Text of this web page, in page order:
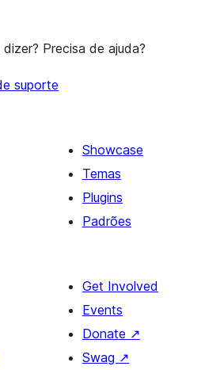
Precisa de ajuda?
suporte
Showcase
Temas
Plugins
Padrões
Get Involved
Events
Donate ↗
Swag ↗